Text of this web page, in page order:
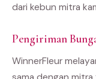
dari kebun mitra
Pengiriman
WinnerFleur